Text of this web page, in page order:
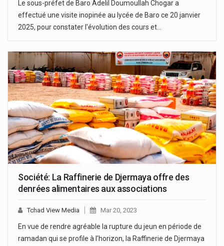
Le sous-préfet de Baro Adelil Doumoullah Chogar a
effectué une visite inopinée au lycée de Baro ce 20 janvier
2025, pour constater l'évolution des cours et…
Société: La Raffinerie de Djermaya offre des
denrées alimentaires aux associations
Tchad View Media Mar 20, 2023
En vue de rendre agréable la rupture du jeun en période de
ramadan qui se profile à l’horizon, la Raffinerie de Djermaya